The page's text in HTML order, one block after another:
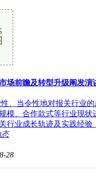
场前瞻及转型升级阐发演
、当令性地对报关行业的
模、合作款式等行业现状
行业成长轨迹及实践经验
28